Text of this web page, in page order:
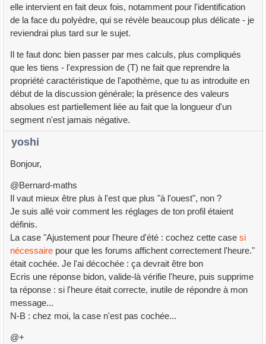
elle intervient en fait deux fois, notamment pour l'identification
de la face du polyèdre, qui se révèle beaucoup plus délicate - je
reviendrai plus tard sur le sujet.
Il te faut donc bien passer par mes calculs, plus compliqués
que les tiens - l'expression de (T) ne fait que reprendre la
propriété caractéristique de l'apothème, que tu as introduite en
début de la discussion générale; la présence des valeurs
absolues est partiellement liée au fait que la longueur d'un
segment n'est jamais négative.
yoshi
Bonjour,
@Bernard-maths
Il vaut mieux être plus à l'est que plus "à l'ouest", non ?
Je suis allé voir comment les réglages de ton profil étaient
définis.
La case "Ajustement pour l'heure d'été : cochez cette case si
nécessaire pour que les forums affichent correctement l'heure."
était cochée. Je l'ai décochée : ça devrait être bon
Ecris une réponse bidon, valide-là vérifie l'heure, puis supprime
ta réponse : si l'heure était correcte, inutile de répondre à mon
message...
N-B : chez moi, la case n'est pas cochée...
@+